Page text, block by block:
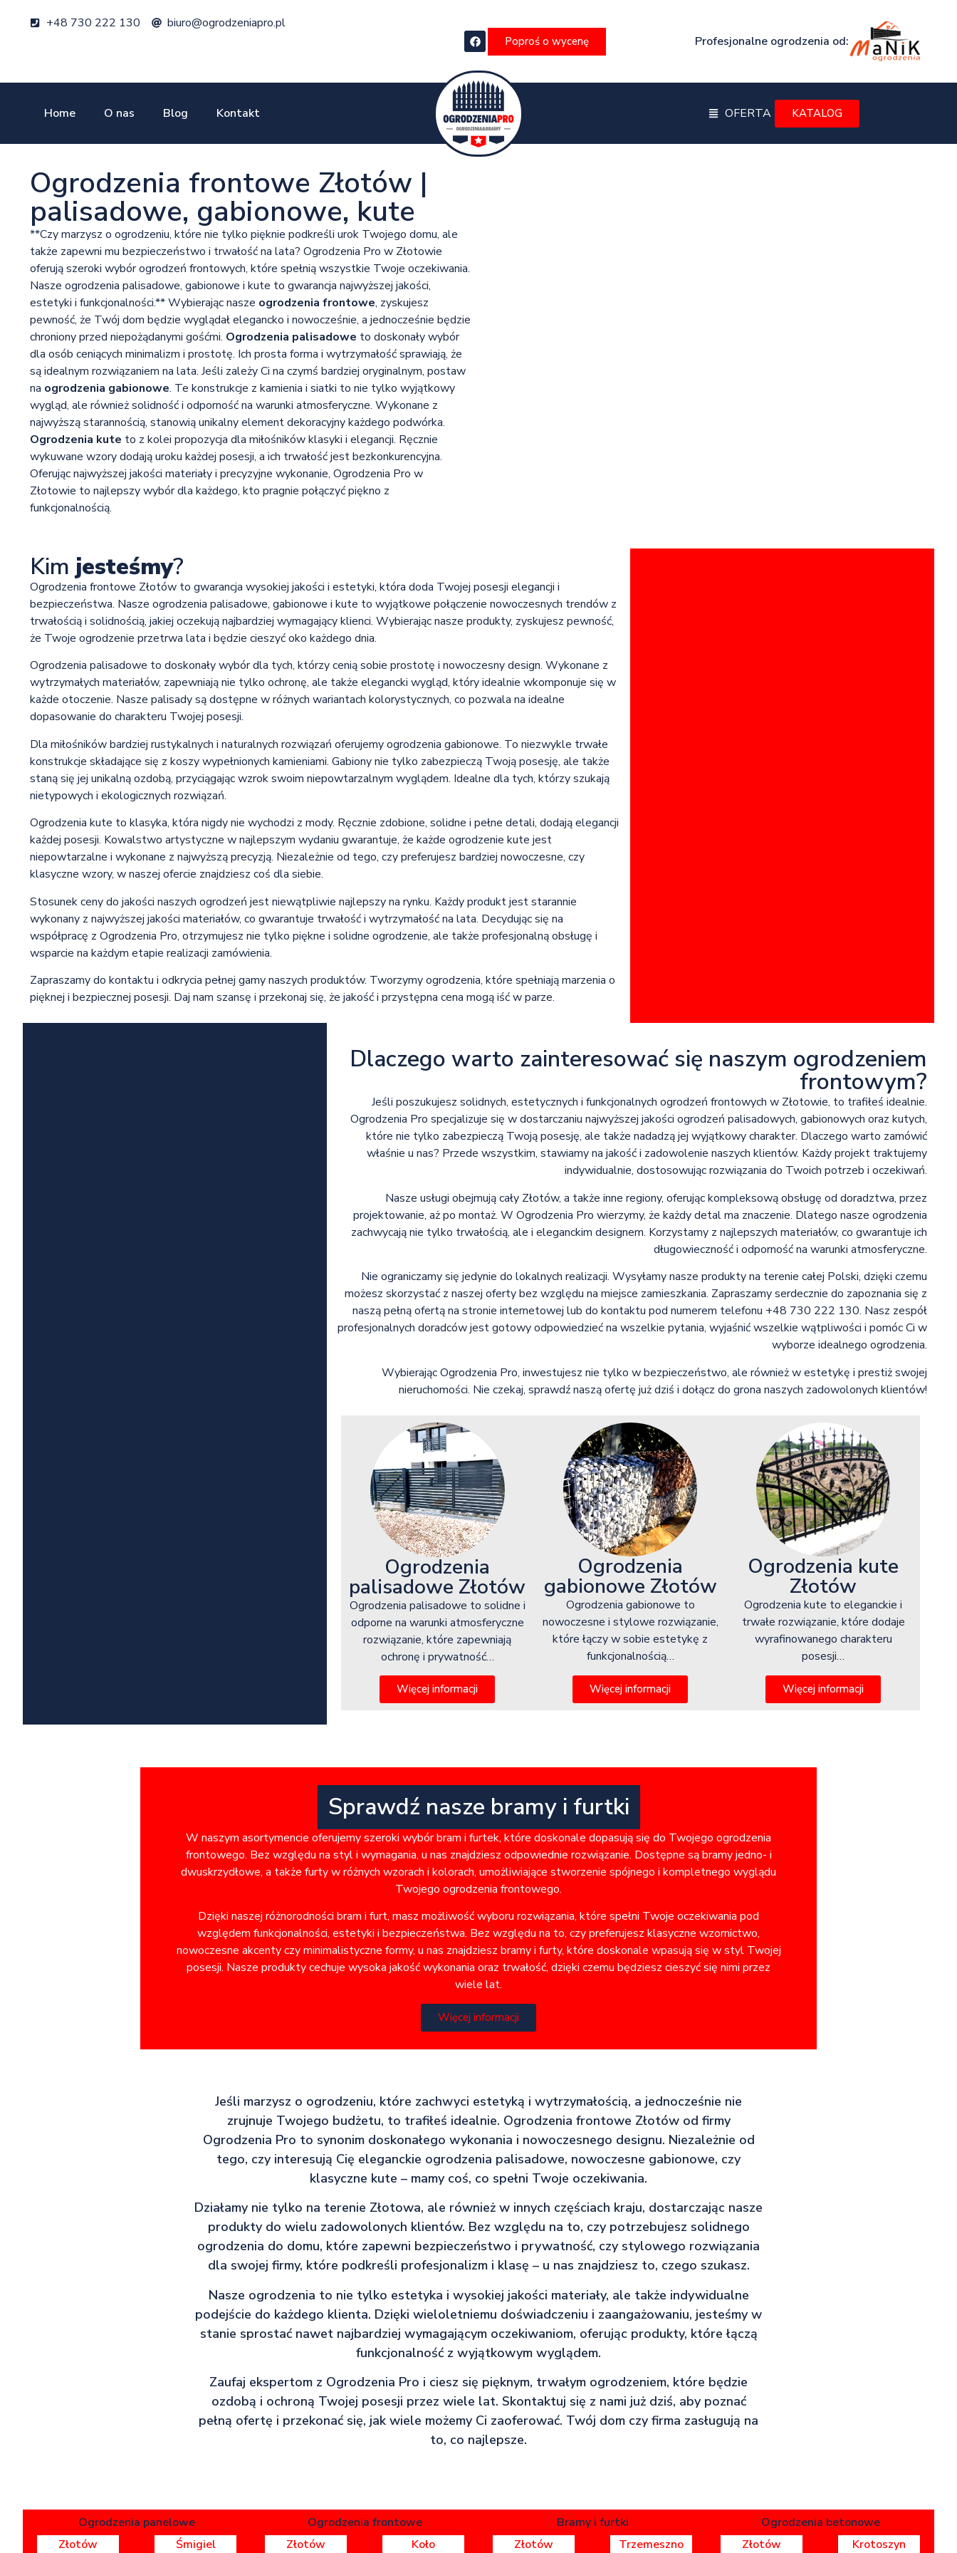
+48 730 222 130 biuro@ogrodzeniapro.pl
Poproś o wycenę Profesjonalne ogrodzenia od:
Home O nas Blog Kontakt OFERTA KATALOG
Ogrodzenia frontowe Złotów |
palisadowe, gabionowe, kute
**Czy marzysz o ogrodzeniu, które nie tylko pięknie podkreśli urok Twojego domu, ale
także zapewni mu bezpieczeństwo i trwałość na lata? Ogrodzenia Pro w Złotowie
oferują szeroki wybór ogrodzeń frontowych, które spełnią wszystkie Twoje oczekiwania.
Nasze ogrodzenia palisadowe, gabionowe i kute to gwarancja najwyższej jakości,
estetyki i funkcjonalności.** Wybierając nasze ogrodzenia frontowe, zyskujesz
pewność, że Twój dom będzie wyglądał elegancko i nowocześnie, a jednocześnie będzie
chroniony przed niepożądanymi gośćmi. Ogrodzenia palisadowe to doskonały wybór
dla osób ceniących minimalizm i prostotę. Ich prosta forma i wytrzymałość sprawiają, że
są idealnym rozwiązaniem na lata. Jeśli zależy Ci na czymś bardziej oryginalnym, postaw
na ogrodzenia gabionowe. Te konstrukcje z kamienia i siatki to nie tylko wyjątkowy
wygląd, ale również solidność i odporność na warunki atmosferyczne. Wykonane z
najwyższą starannością, stanowią unikalny element dekoracyjny każdego podwórka.
Ogrodzenia kute to z kolei propozycja dla miłośników klasyki i elegancji. Ręcznie
wykuwane wzory dodają uroku każdej posesji, a ich trwałość jest bezkonkurencyjna.
Oferując najwyższej jakości materiały i precyzyjne wykonanie, Ogrodzenia Pro w
Złotowie to najlepszy wybór dla każdego, kto pragnie połączyć piękno z
funkcjonalnością.
Kim jesteśmy?
Ogrodzenia frontowe Złotów to gwarancja wysokiej jakości i estetyki, która doda Twojej posesji elegancji i
bezpieczeństwa. Nasze ogrodzenia palisadowe, gabionowe i kute to wyjątkowe połączenie nowoczesnych trendów z
trwałością i solidnością, jakiej oczekują najbardziej wymagający klienci. Wybierając nasze produkty, zyskujesz pewność,
że Twoje ogrodzenie przetrwa lata i będzie cieszyć oko każdego dnia.
Ogrodzenia palisadowe to doskonały wybór dla tych, którzy cenią sobie prostotę i nowoczesny design. Wykonane z
wytrzymałych materiałów, zapewniają nie tylko ochronę, ale także elegancki wygląd, który idealnie wkomponuje się w
każde otoczenie. Nasze palisady są dostępne w różnych wariantach kolorystycznych, co pozwala na idealne
dopasowanie do charakteru Twojej posesji.
Dla miłośników bardziej rustykalnych i naturalnych rozwiązań oferujemy ogrodzenia gabionowe. To niezwykle trwałe
konstrukcje składające się z koszy wypełnionych kamieniami. Gabiony nie tylko zabezpieczą Twoją posesję, ale także
staną się jej unikalną ozdobą, przyciągając wzrok swoim niepowtarzalnym wyglądem. Idealne dla tych, którzy szukają
nietypowych i ekologicznych rozwiązań.
Ogrodzenia kute to klasyka, która nigdy nie wychodzi z mody. Ręcznie zdobione, solidne i pełne detali, dodają elegancji
każdej posesji. Kowalstwo artystyczne w najlepszym wydaniu gwarantuje, że każde ogrodzenie kute jest
niepowtarzalne i wykonane z najwyższą precyzją. Niezależnie od tego, czy preferujesz bardziej nowoczesne, czy
klasyczne wzory, w naszej ofercie znajdziesz coś dla siebie.
Stosunek ceny do jakości naszych ogrodzeń jest niewątpliwie najlepszy na rynku. Każdy produkt jest starannie
wykonany z najwyższej jakości materiałów, co gwarantuje trwałość i wytrzymałość na lata. Decydując się na
współpracę z Ogrodzenia Pro, otrzymujesz nie tylko piękne i solidne ogrodzenie, ale także profesjonalną obsługę i
wsparcie na każdym etapie realizacji zamówienia.
Zapraszamy do kontaktu i odkrycia pełnej gamy naszych produktów. Tworzymy ogrodzenia, które spełniają marzenia o
pięknej i bezpiecznej posesji. Daj nam szansę i przekonaj się, że jakość i przystępna cena mogą iść w parze.
Dlaczego warto zainteresować się naszym ogrodzeniem
frontowym?
Jeśli poszukujesz solidnych, estetycznych i funkcjonalnych ogrodzeń frontowych w Złotowie, to trafiłeś idealnie.
Ogrodzenia Pro specjalizuje się w dostarczaniu najwyższej jakości ogrodzeń palisadowych, gabionowych oraz kutych,
które nie tylko zabezpieczą Twoją posesję, ale także nadadzą jej wyjątkowy charakter. Dlaczego warto zamówić
właśnie u nas? Przede wszystkim, stawiamy na jakość i zadowolenie naszych klientów. Każdy projekt traktujemy
indywidualnie, dostosowując rozwiązania do Twoich potrzeb i oczekiwań.
Nasze usługi obejmują cały Złotów, a także inne regiony, oferując kompleksową obsługę od doradztwa, przez
projektowanie, aż po montaż. W Ogrodzenia Pro wierzymy, że każdy detal ma znaczenie. Dlatego nasze ogrodzenia
zachwycają nie tylko trwałością, ale i eleganckim designem. Korzystamy z najlepszych materiałów, co gwarantuje ich
długowieczność i odporność na warunki atmosferyczne.
Nie ograniczamy się jedynie do lokalnych realizacji. Wysyłamy nasze produkty na terenie całej Polski, dzięki czemu
możesz skorzystać z naszej oferty bez względu na miejsce zamieszkania. Zapraszamy serdecznie do zapoznania się z
naszą pełną ofertą na stronie internetowej lub do kontaktu pod numerem telefonu +48 730 222 130. Nasz zespół
profesjonalnych doradców jest gotowy odpowiedzieć na wszelkie pytania, wyjaśnić wszelkie wątpliwości i pomóc Ci w
wyborze idealnego ogrodzenia.
Wybierając Ogrodzenia Pro, inwestujesz nie tylko w bezpieczeństwo, ale również w estetykę i prestiż swojej
nieruchomości. Nie czekaj, sprawdź naszą ofertę już dziś i dołącz do grona naszych zadowolonych klientów!
Ogrodzenia
palisadowe Złotów
Ogrodzenia palisadowe to solidne i
odporne na warunki atmosferyczne
rozwiązanie, które zapewniają
ochronę i prywatność…
Więcej informacji
Ogrodzenia
gabionowe Złotów
Ogrodzenia gabionowe to
nowoczesne i stylowe rozwiązanie,
które łączy w sobie estetykę z
funkcjonalnością…
Więcej informacji
Ogrodzenia kute
Złotów
Ogrodzenia kute to eleganckie i
trwałe rozwiązanie, które dodaje
wyrafinowanego charakteru
posesji…
Więcej informacji
Sprawdź nasze bramy i furtki
W naszym asortymencie oferujemy szeroki wybór bram i furtek, które doskonale dopasują się do Twojego ogrodzenia
frontowego. Bez względu na styl i wymagania, u nas znajdziesz odpowiednie rozwiązanie. Dostępne są bramy jedno- i
dwuskrzydłowe, a także furty w różnych wzorach i kolorach, umożliwiające stworzenie spójnego i kompletnego wyglądu
Twojego ogrodzenia frontowego.
Dzięki naszej różnorodności bram i furt, masz możliwość wyboru rozwiązania, które spełni Twoje oczekiwania pod
względem funkcjonalności, estetyki i bezpieczeństwa. Bez względu na to, czy preferujesz klasyczne wzornictwo,
nowoczesne akcenty czy minimalistyczne formy, u nas znajdziesz bramy i furty, które doskonale wpasują się w styl Twojej
posesji. Nasze produkty cechuje wysoka jakość wykonania oraz trwałość, dzięki czemu będziesz cieszyć się nimi przez
wiele lat.
Więcej informacji
Jeśli marzysz o ogrodzeniu, które zachwyci estetyką i wytrzymałością, a jednocześnie nie
zrujnuje Twojego budżetu, to trafiłeś idealnie. Ogrodzenia frontowe Złotów od firmy
Ogrodzenia Pro to synonim doskonałego wykonania i nowoczesnego designu. Niezależnie od
tego, czy interesują Cię eleganckie ogrodzenia palisadowe, nowoczesne gabionowe, czy
klasyczne kute – mamy coś, co spełni Twoje oczekiwania.
Działamy nie tylko na terenie Złotowa, ale również w innych częściach kraju, dostarczając nasze
produkty do wielu zadowolonych klientów. Bez względu na to, czy potrzebujesz solidnego
ogrodzenia do domu, które zapewni bezpieczeństwo i prywatność, czy stylowego rozwiązania
dla swojej firmy, które podkreśli profesjonalizm i klasę – u nas znajdziesz to, czego szukasz.
Nasze ogrodzenia to nie tylko estetyka i wysokiej jakości materiały, ale także indywidualne
podejście do każdego klienta. Dzięki wieloletniemu doświadczeniu i zaangażowaniu, jesteśmy w
stanie sprostać nawet najbardziej wymagającym oczekiwaniom, oferując produkty, które łączą
funkcjonalność z wyjątkowym wyglądem.
Zaufaj ekspertom z Ogrodzenia Pro i ciesz się pięknym, trwałym ogrodzeniem, które będzie
ozdobą i ochroną Twojej posesji przez wiele lat. Skontaktuj się z nami już dziś, aby poznać
pełną ofertę i przekonać się, jak wiele możemy Ci zaoferować. Twój dom czy firma zasługują na
to, co najlepsze.
Ogrodzenia panelowe
Złotów
Śmigiel
Ogrodzenia frontowe
Złotów
Koło
Bramy i furtki
Złotów
Trzemeszno
Ogrodzenia betonowe
Złotów
Krotoszyn